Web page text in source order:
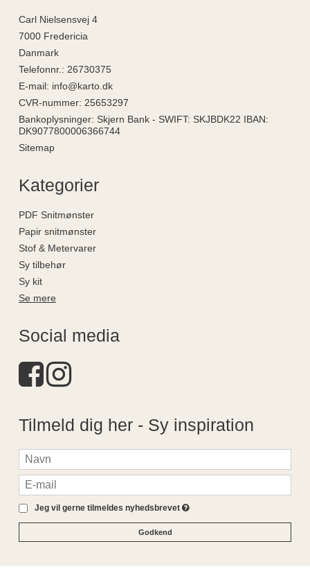
Carl Nielsensvej 4
7000 Fredericia
Danmark
Telefonnr. : 26730375
E-mail: info@karto.dk
CVR-nummer: 25653297
Bankoplysninger: Skjern Bank - SWIFT: SKJBDK22 IBAN:
DK9077800006366744
Sitemap
Kategorier
PDF Snitmønster
Papir snitmønster
Stof & Metervarer
Sy tilbehør
Sy kit
Se mere
Social media
Tilmeld dig her - Sy inspiration
Jeg vil gerne tilmeldes nyhedsbrevet
Godkend